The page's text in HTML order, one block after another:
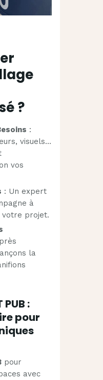
?
:
visuels…
vos
: Un expert
à
votre projet.
la
PUB :
pour
pour
avec